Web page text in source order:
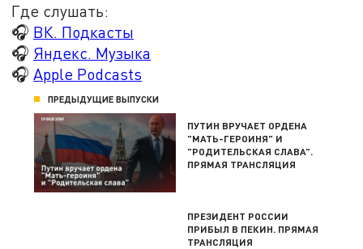
Где слушать:
🎧 ВК. Подкасты
🎧 Яндекс. Музыка
🎧Apple Podcasts
ПРЕДЫДУЩИЕ ВЫПУСКИ
ПУТИН ВРУЧАЕТ ОРДЕНА
"МАТЬ-ГЕРОИНЯ" И
"РОДИТЕЛЬСКАЯ СЛАВА".
ПРЯМАЯ ТРАНСЛЯЦИЯ
ПРЕЗИДЕНТ РОССИИ
ПРИБЫЛ В ПЕКИН. ПРЯМАЯ
ТРАНСЛЯЦИЯ